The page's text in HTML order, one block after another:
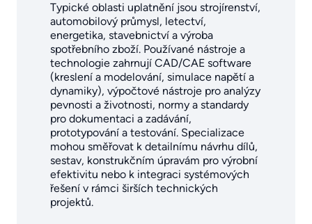
Typické oblasti uplatnění jsou strojírenství,
automobilový průmysl, letectví,
energetika, stavebnictví a výroba
spotřebního zboží. Používané nástroje a
technologie zahrnují CAD/CAE software
(kreslení a modelování, simulace napětí a
dynamiky), výpočtové nástroje pro analýzy
pevnosti a životnosti, normy a standardy
pro dokumentaci a zadávání,
prototypování a testování. Specializace
mohou směřovat k detailnímu návrhu dílů,
sestav, konstrukčním úpravám pro výrobní
efektivitu nebo k integraci systémových
řešení v rámci širších technických
projektů.